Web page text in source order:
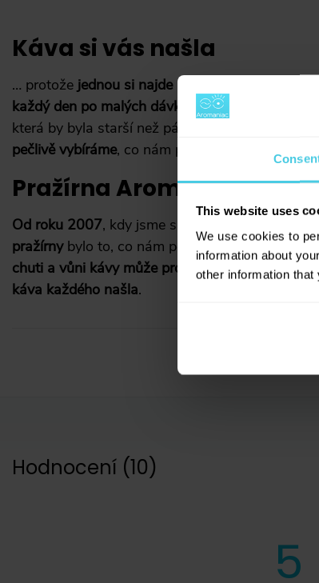
This website uses
We use cookies to
information about
other information that
Káva si vás našla
… protože jednou si najde každého
každý den po malých dávkách. To aby byla
která by byla starší než pár dnů. Nechceme vám
pečlivě vybíráme, co nám projde pražičkou a co
Pražírna Aromaniac
Od roku 2007, kdy jsme s kávou začali,
pražírnybylo to, co nám postupně začalo
chuti a vůni kávy může propadnout kdokoliv . A
káva každého našla.
Hodnocení (10)
5